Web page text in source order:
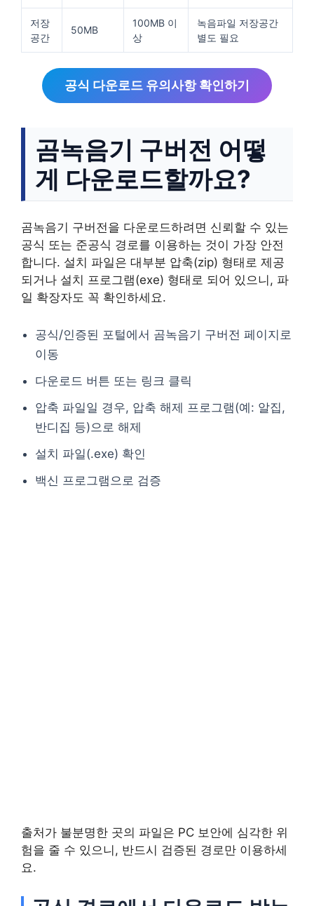
저장
공간
50MB
100MB 이
상
녹음파일 저장공간
별도 필요
공식 다운로드 유의사항 확인하기
곰녹음기 구버전 어떻
게 다운로드할까요?
곰녹음기 구버전을 다운로드하려면 신뢰할 수 있는
공식 또는 준공식 경로를 이용하는 것이 가장 안전
합니다. 설치 파일은 대부분 압축(zip) 형태로 제공
되거나 설치 프로그램(exe) 형태로 되어 있으니, 파
일 확장자도 꼭 확인하세요.
공식/인증된 포털에서 곰녹음기 구버전 페이지로
이동
다운로드 버튼 또는 링크 클릭
압축 파일일 경우, 압축 해제 프로그램(예: 알집,
반디집 등)으로 해제
설치 파일(.exe) 확인
백신 프로그램으로 검증
출처가 불분명한 곳의 파일은 PC 보안에 심각한 위
험을 줄 수 있으니, 반드시 검증된 경로만 이용하세
요.